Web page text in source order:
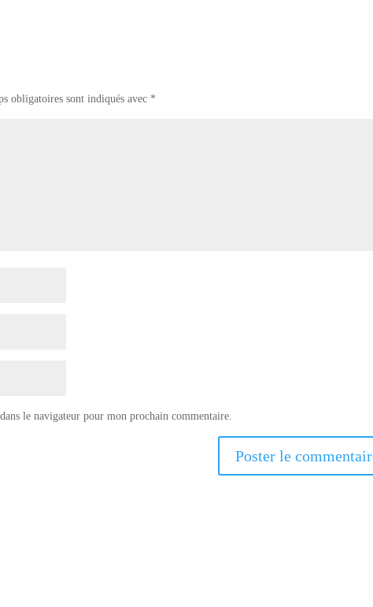
obligatoires sont indiqués avec *
le navigateur pour mon prochain commentaire.